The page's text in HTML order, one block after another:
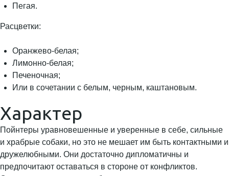
Пегая.
Расцветки:
Оранжево-белая;
Лимонно-белая;
Печеночная;
Или в сочетании с белым, черным, каштановым.
Характер
Пойнтеры уравновешенные и уверенные в себе, сильные
и храбрые собаки, но это не мешает им быть контактными и
дружелюбными. Они достаточно дипломатичны и
предпочитают оставаться в стороне от конфликтов.